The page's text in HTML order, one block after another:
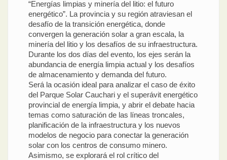
“Energías limpias y minería del litio: el futuro
energético”. La provincia y su región atraviesan el
desafío de la transición energética, donde
convergen la generación solar a gran escala, la
minería del litio y los desafíos de su infraestructura.
Durante los dos días del evento, los ejes serán la
abundancia de energía limpia actual y los desafíos
de almacenamiento y demanda del futuro.
Será la ocasión ideal para analizar el caso de éxito
del Parque Solar Cauchari y el superávit energético
provincial de energía limpia, y abrir el debate hacia
temas como saturación de las líneas troncales,
planificación de la infraestructura y los nuevos
modelos de negocio para conectar la generación
solar con los centros de consumo minero.
Asimismo, se explorará el rol crítico del